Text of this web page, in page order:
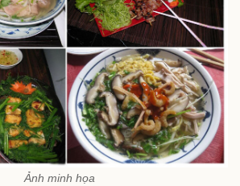
Ảnh minh họa